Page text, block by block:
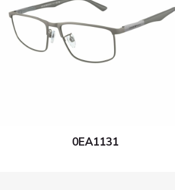
0EA1131